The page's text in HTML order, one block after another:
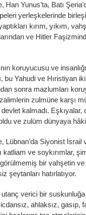
Han Yunus’ta, Batı
yerleşkelerinde
kırım, yıkım,
ve Hitler
koruyucusu ve
bu Yahudi ve Hıristiyan
sonra mazlumları
zulmüne karşı
kalmadı. Eşkıyalar,
ve zulüm dünyaya
Lübnan’da Siyonist İsrail
katliam ve soykırımlar,
bir vahşetin ve
şeytanları hatırlatıyor.
verici bir
ahlaksız, gasıp,